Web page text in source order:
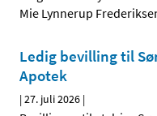
Mie Lynnerup
Ledig bevilling til
Apotek
|27. juli 2026 |